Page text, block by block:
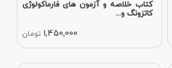
کتاب خلاصه و آزمون های فارماکولوژی
کاتزونگ و...
1,450,000 تومان